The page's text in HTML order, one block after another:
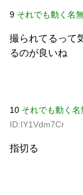
9 それでも動く名
撮られてるって
るのが良いね
10 それでも動く名
ID:IY1Vdm7Cr
指切る